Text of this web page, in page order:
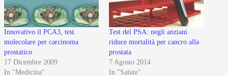
Innovativo il PCA3, test
molecolare per carcinoma
prostatico
17 Dicembre 2009
In "Medicina"
Test del PSA: negli anziani
riduce mortalità per cancro alla
prostata
7 Agosto 2014
In "Salute"